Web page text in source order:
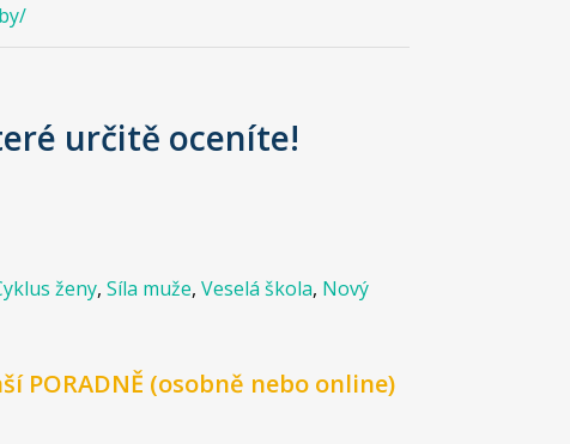
určitě oceníte!
ženy, Síla muže, Veselá škola, Nový
PORADNĚ (osobně nebo online)